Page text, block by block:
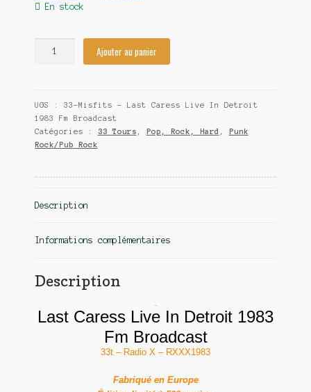
En stock
Ajouter au panier
UGS : 33-Misfits – Last Caress Live In Detroit
1983 Fm Broadcast
Catégories : 33 Tours , Pop, Rock, Hard ,
Punk
Rock/Pub Rock
Description
Informations complémentaires
Description
Last Caress Live In Detroit 1983
Fm Broadcast
33t – Radio X – RXXX1983
Fabriqué en Europe